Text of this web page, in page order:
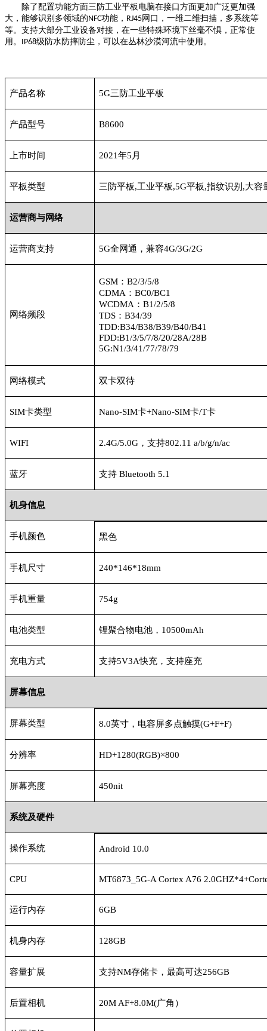
除了配置功能方面三防工业平板电脑在接口方面更加广泛更加强
大，能够识别多领域的 NFC功能， RJ45网口，一维二维扫描，多系统等
等。支持大部分工业设备对接，在一些特殊环境下丝毫不惧，正常使
用。
IP68级防水防摔防尘，可以在丛林沙漠河流中使用。
产品名称 5G三防工业平板
产品型号 B8600
上市时间 2021年5月
平板类型 三防平板,工业平板,5G平板,指纹识别,大容
运营商与网络
运营商支持 5G全网通，兼容4G/3G/2G
网络频段
GSM：B2/3/5/8
CDMA：BC0/BC1
WCDMA：B1/2/5/8
TDS：B34/39
TDD:B34/B38/B39/B40/B41
FDD:B1/3/5/7/8/20/28A/28B
5G:N1/3/41/77/78/79
网络模式 双卡双待
SIM卡类型 Nano-SIM卡+Nano-SIM卡/T卡
WIFI 2.4G/5.0G，支持802.11 a/b/g/n/ac
蓝牙 支持 Bluetooth 5.1
机身信息
手机颜色 黑色
手机尺寸 240*146*18mm
手机重量 754g
电池类型 锂聚合物电池， 10500mAh
充电方式 支持5V3A快充，支持座充
屏幕信息
屏幕类型 8.0英寸，电容屏多点触摸(G+F+F)
分辨率 HD+1280(RGB)×800
屏幕亮度 450nit
系统及硬件
操作系统 Android 10.0
CPU MT6873_5G-A Cortex A76
运行内存 6GB
机身内存 128GB
容量扩展 支持NM存储卡，最高可达256GB
后置相机 20M AF+8.0M(广角）